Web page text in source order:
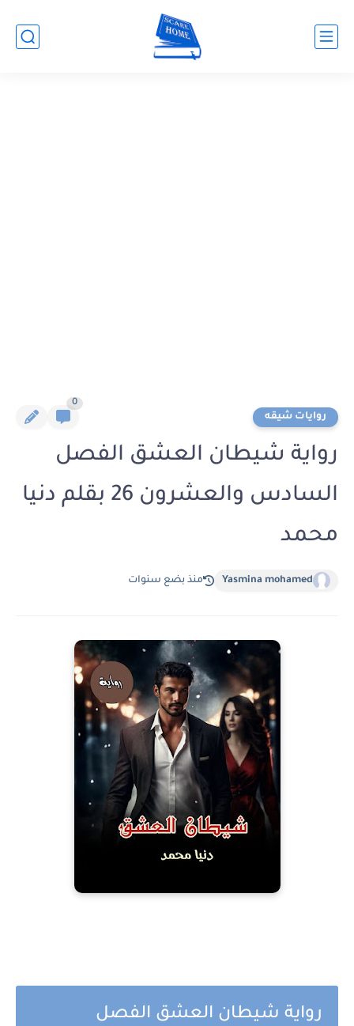
روايات شيقه
0
رواية شيطان العشق الفصل
السادس والعشرون 26 بقلم دنيا
محمد
Yasmina mohamed منذ بضع سنوات
رواية شيطان العشق الفصل